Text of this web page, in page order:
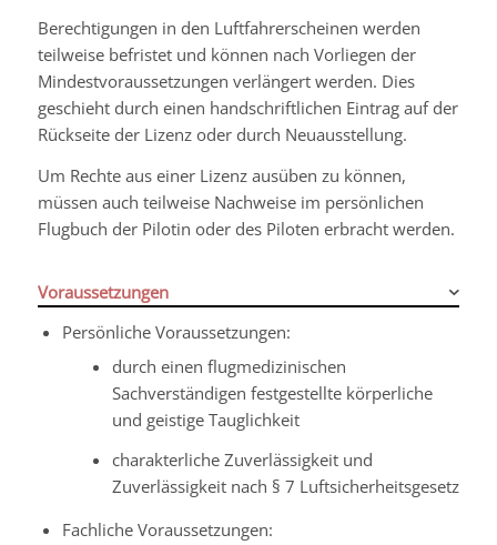
Berechtigungen in den Luftfahrerscheinen werden
teilweise befristet und können nach Vorliegen der
Mindestvoraussetzungen verlängert werden. Dies
geschieht durch einen handschriftlichen Eintrag auf der
Rückseite der Lizenz oder durch Neuausstellung.
Um Rechte aus einer Lizenz ausüben zu können,
müssen auch teilweise Nachweise im persönlichen
Flugbuch der Pilotin oder des Piloten erbracht werden.
Voraussetzungen
Persönliche Voraussetzungen:
durch einen flugmedizinischen
Sachverständigen festgestellte körperliche
und geistige Tauglichkeit
charakterliche Zuverlässigkeit und
Zuverlässigkeit nach § 7 Luftsicherheitsgesetz
Fachliche Voraussetzungen: